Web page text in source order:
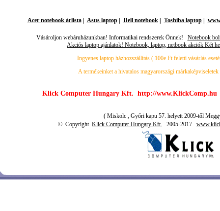
Acer notebook árlista| Asus laptop| Dell notebook| Toshiba laptop|
Vásároljon webáruházunkban! Informatikai rendszerek Önnek! Notebook
Akciós laptop ajánlatok! Notebook, laptop, netbook akciók Két
Ingyenes laptop házhozszállítás ( 100e Ft feletti vásárlás
A termékeinket a hivatalos magyarországi
Klick Computer Hungary Kft. http://
( Miskolc , Győri kapu 57. helyett 2009-től
© Copyright Klick Computer Hungary Kft. 2005-2017